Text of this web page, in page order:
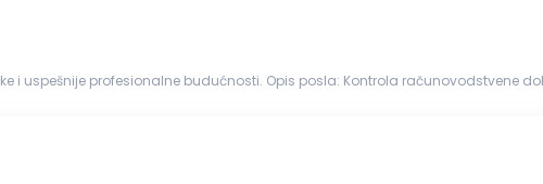
posla: Kontrola računovodstvene dokumentacije i izrada naloga za knjiženje